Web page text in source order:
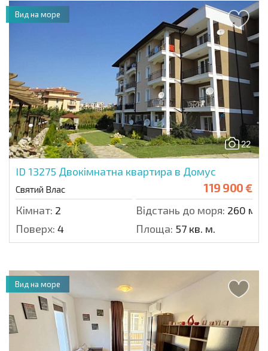
22
ID 13275 Двокімнатна квартира в Домус
Святий Влас 119 900 €
Кімнат: 2 Відстань до моря: 260 м.
Поверх: 4 Площа: 57 кв. м.
Вид на море
Вид на море